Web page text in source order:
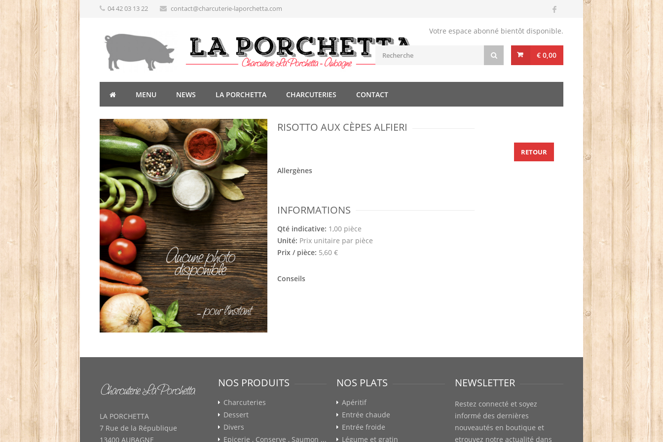
04 42 03 13 22 contact@charcuterie-laporchetta.com
Votre espace abonné bientôt disponible.
€ 0,00
MENU NEWS LA PORCHETTA CHARCUTERIES CONTACT
RISOTTO AUX CÈPES ALFIERI
Allergènes
INFORMATIONS
Qté indicative: 1,00 pièce
Unité: Prix unitaire par pièce
Prix / pièce: 5,60 €
Conseils
RETOUR
LA PORCHETTA
7 Rue de la République
13400 AUBAGNE
NOS PRODUITS
Charcuteries
Dessert
Divers
Epicerie , Conserve , Saumon ...
NOS PLATS
Apéritif
Entrée chaude
Entrée froide
Légume et gratin
NEWSLETTER
Restez connecté et soyez
informé des dernières
nouveautés en boutique et
etrouvez notre actualité dans